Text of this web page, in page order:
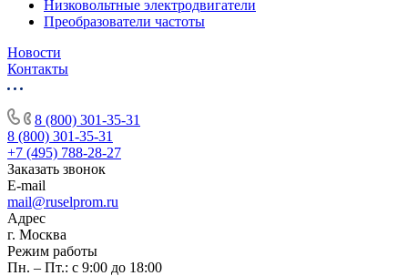
Низковольтные электродвигатели
Преобразователи частоты
Новости
Контакты
8 (800) 301-35-31
8 (800) 301-35-31
+7 (495) 788-28-27
Заказать звонок
E-mail
mail@ruselprom.ru
Адрес
г. Москва
Режим работы
Пн. – Пт.: с 9:00 до 18:00